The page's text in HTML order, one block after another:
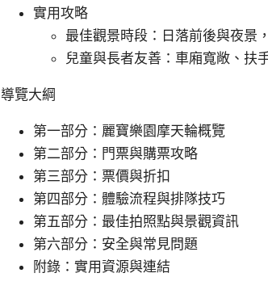
實用攻略
最佳觀景時段：日落前後與夜景
兒童與長者友善：車廂寬敞、扶
導覽大綱
第一部分：麗寶樂園摩天輪概覽
第二部分：門票與購票攻略
第三部分：票價與折扣
第四部分：體驗流程與排隊技巧
第五部分：最佳拍照點與景觀資訊
第六部分：安全與常見問題
附錄：實用資源與連結